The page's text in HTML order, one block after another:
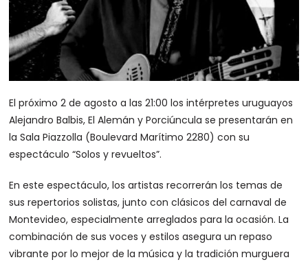
El próximo 2 de agosto a las 21:00 los intérpretes uruguayos
Alejandro Balbis, El Alemán y Porciúncula se presentarán en
la Sala Piazzolla (Boulevard Marítimo 2280) con su
espectáculo “Solos y revueltos”.
En este espectáculo, los artistas recorrerán los temas de
sus repertorios solistas, junto con clásicos del carnaval de
Montevideo, especialmente arreglados para la ocasión. La
combinación de sus voces y estilos asegura un repaso
vibrante por lo mejor de la música y la tradición murguera